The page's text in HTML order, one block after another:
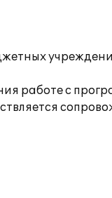
работе с